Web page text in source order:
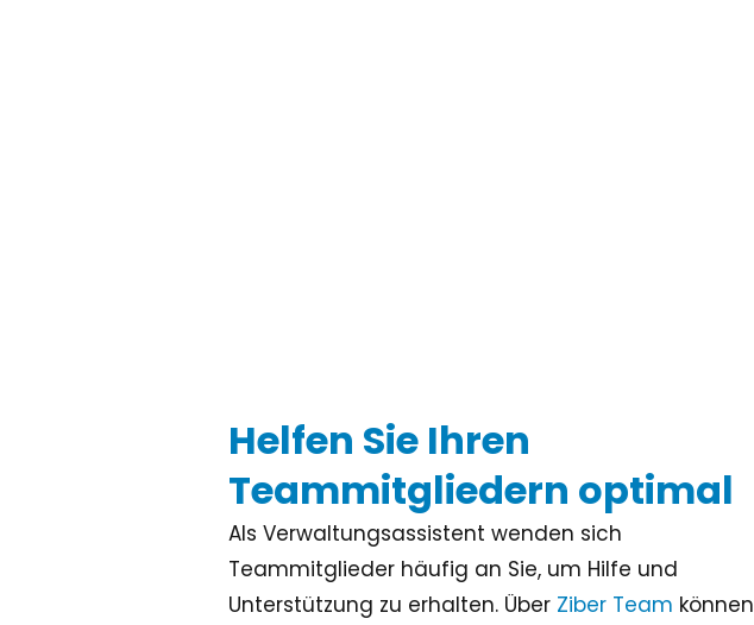
Helfen Sie Ihren
Teammitgliedern optimal
Als Verwaltungsassistent wenden sich
Teammitglieder häufig an Sie, um Hilfe und
Unterstützung zu erhalten. Über Ziber Team können